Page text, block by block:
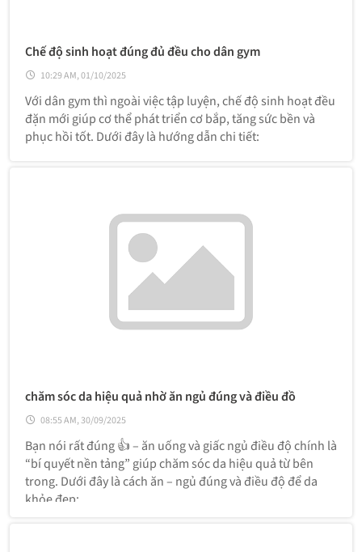
Chế độ sinh hoạt đúng đủ đều cho dân gym
10:29 AM, 01/10/2025
Với dân gym thì ngoài việc tập luyện, chế độ sinh hoạt đều
đặn mới giúp cơ thể phát triển cơ bắp, tăng sức bền và
phục hồi tốt. Dưới đây là hướng dẫn chi tiết:
chăm sóc da hiệu quả nhờ ăn ngủ đúng và điều đồ
08:55 AM, 30/09/2025
Bạn nói rất đúng 👍 – ăn uống và giấc ngủ điều độ chính là
“bí quyết nền tảng” giúp chăm sóc da hiệu quả từ bên
trong. Dưới đây là cách ăn – ngủ đúng và điều độ để da
khỏe đẹp: